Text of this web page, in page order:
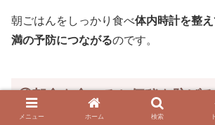
朝ごはんをしっかり食べ体内時計を整
満の予防につながるのです。
④朝食を食べると便秘を防げる
メニュー ホーム 検索